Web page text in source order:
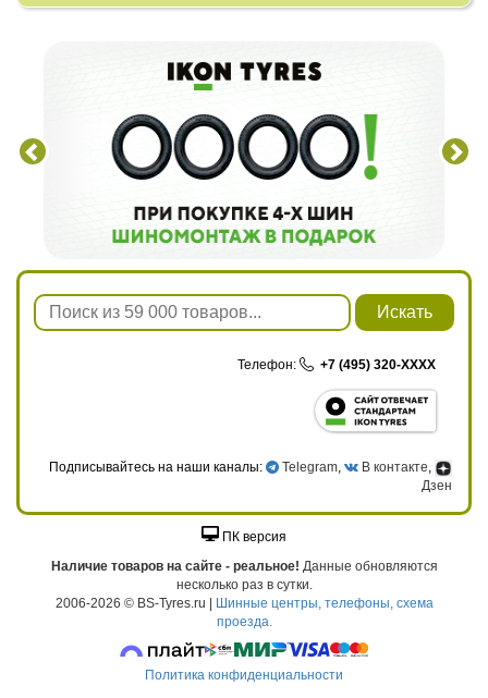
Искать
Телефон: +7 (495) 320-XXXX
Подписывайтесь на наши каналы: Telegram , В контакте
Дзен
ПК версия
Наличие товаров на сайте - реальное! Данные обновляются
несколько раз в сутки.
2006-2026 © BS-Tyres.ru | Шинные центры, телефоны, схема
проезда.
Политика конфиденциальности